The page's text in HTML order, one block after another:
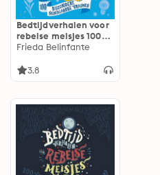
Bedtijdverhalen voor
rebelse meisjes 100
bijzondere
vrouwen: 100
Frieda Belinfante
3.8